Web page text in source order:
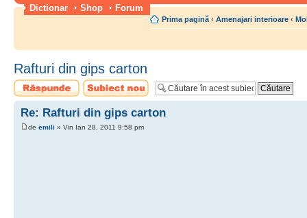
Dictionar
Shop Forum
Prima pagină ‹ Amenajari interioare ‹
Rafturi din gips carton
Scrie un răspuns
Scrie un subiect
nou
Re: Rafturi din gips carton
de emili » Vin Ian 28, 2011 9:58 pm